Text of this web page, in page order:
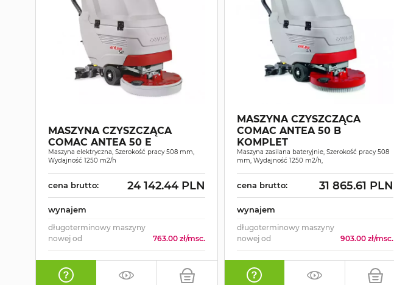
MASZYNA CZYSZCZĄCA
COMAC ANTEA 50 E
Maszyna elektryczna, Szerokość pracy 508 mm,
Wydajność 1250 m2/h
cena brutto: 24 142.44 PLN
wynajem
długoterminowy maszyny
nowej od
763.00 zł/msc.
MASZYNA CZYSZCZĄCA
COMAC ANTEA 50 B
KOMPLET
Maszyna zasilana bateryjnie, Szerokość pracy 508
mm, Wydajność 1250 m2/h,
cena brutto: 31 865.61 PLN
wynajem
długoterminowy maszyny
nowej od
903.00 zł/msc.